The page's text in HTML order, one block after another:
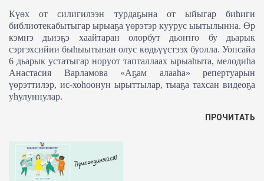
Күөх от силигилээн турдаҕына от ыйыгар биһиги
библиотекабытыгар ырыаҕа үөрэтэр куурус ыытылынна. Өр
кэмҥэ дьиэҕэ хаайтаран олорбут дьоҥҥо бу дьарык
сэргэхсийии быһыытынан олус көдьүүстээх буолла. Уопсайа
6 дьарык устатыгар норуот тапталлаах ырыаһыта, мелодиһа
Анастасия Варламова «Аҕам алааһа» репертуарын
үөрэттилэр, ис-хоһоонун ырыттылар, тыаҕа тахсан видеоҕа
уһулуннулар.
ПРОЧИТАТЬ